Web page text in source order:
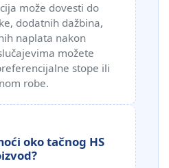
može dovesti do
dodatnih dažbina,
naplata nakon
možete
stope ili
robe.
oko tačnog HS